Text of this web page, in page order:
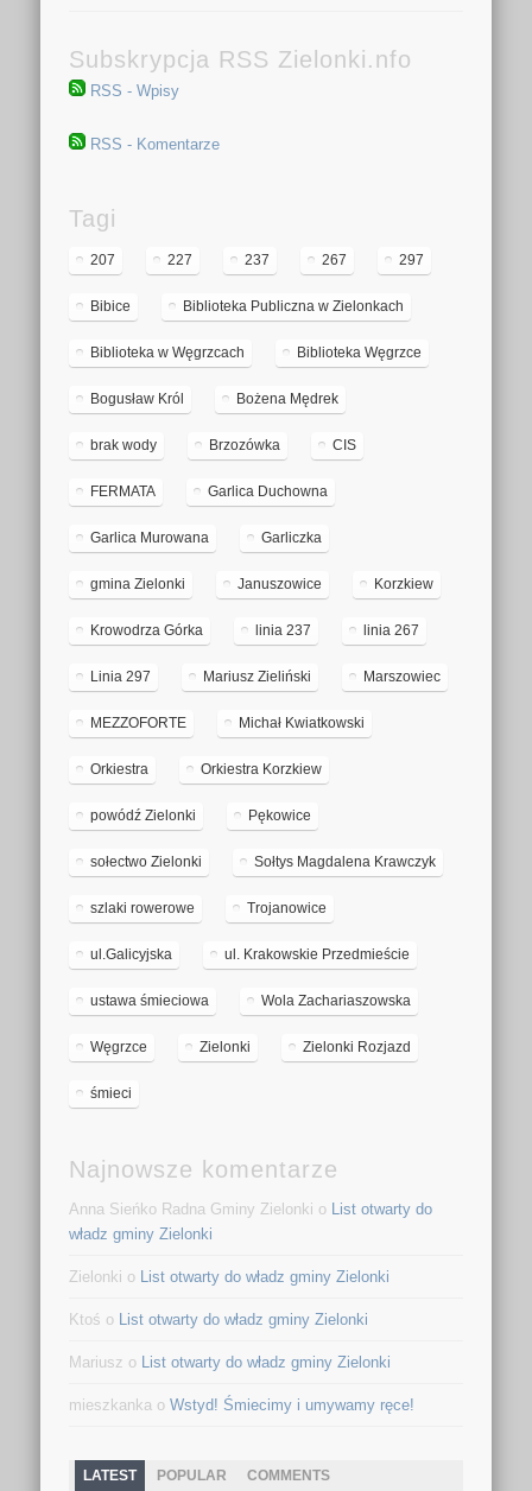
Subskrypcja RSS Zielonki.nfo
RSS - Wpisy
RSS - Komentarze
Tagi
207 227 237 267 297
Bibice Biblioteka Publiczna w Zielonkach
Biblioteka w Węgrzcach Biblioteka Węgrzce
Bogusław Król Bożena Mędrek
brak wody Brzozówka CIS
FERMATA Garlica Duchowna
Garlica Murowana Garliczka
gmina Zielonki Januszowice Korzkiew
Krowodrza Górka linia 237 linia 267
Linia 297 Mariusz Zieliński Marszowiec
MEZZOFORTE Michał Kwiatkowski
Orkiestra Orkiestra Korzkiew
powódź Zielonki Pękowice
sołectwo Zielonki Sołtys Magdalena Krawczyk
szlaki rowerowe Trojanowice
ul.Galicyjska ul. Krakowskie Przedmieście
ustawa śmieciowa Wola Zachariaszowska
Węgrzce Zielonki Zielonki Rozjazd
śmieci
Najnowsze komentarze
Anna Sieńko Radna Gminy Zielonki o List otwarty do
władz gminy Zielonki
Zielonki o List otwarty do władz gminy Zielonki
Ktoś o List otwarty do władz gminy Zielonki
Mariusz o List otwarty do władz gminy Zielonki
mieszkanka oWstyd! Śmiecimy i umywamy ręce!
LATEST POPULAR COMMENTS